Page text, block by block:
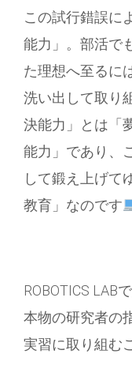
この試行錯誤に
能力」。部活で
た理想へ至るに
洗い出して取り
決能力」とは「
能力」であり、
して鍛え上げて
教育」なのです
ROBOTICS LAB
本物の研究者の
実習に取り組む